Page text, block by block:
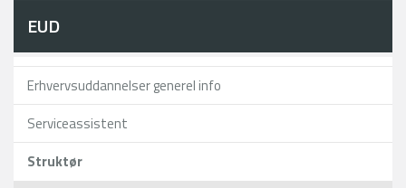
EUD
Erhvervsuddannelser generel info
Serviceassistent
Struktør